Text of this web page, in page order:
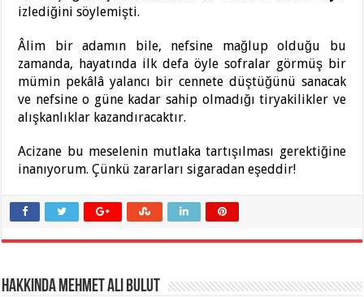
izlediğini söylemişti.
Âlim bir adamın bile, nefsine mağlup olduğu bu
zamanda, hayatında ilk defa öyle sofralar görmüş bir
mümin pekâlâ yalancı bir cennete düştüğünü sanacak
ve nefsine o güne kadar sahip olmadığı tiryakilikler ve
alışkanlıklar kazandıracaktır.
Acizane bu meselenin mutlaka tartışılması gerektiğine
inanıyorum. Çünkü zararları sigaradan eşeddir!
Hakkında Mehmet Ali Bulut